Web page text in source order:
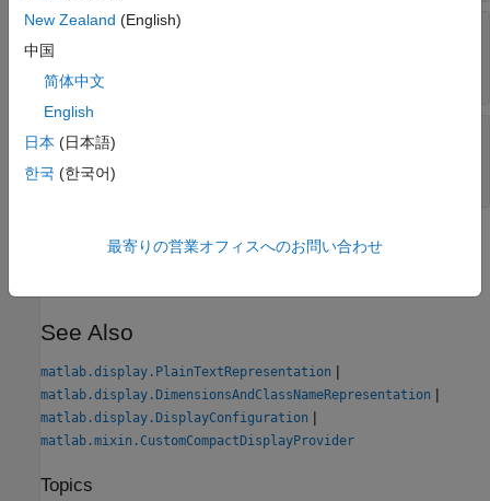
PaddedDisplayOutput
N-by-1 string array
CharacterWidth
padded display text
N-by-1 numeric array
Version History
See Also
matlab.display.PlainTextRepresentation |
matlab.display.DimensionsAndClassNameRepresentation |
matlab.display.DisplayConfiguration |
matlab.mixin.CustomCompactDisplayProvider
Topics
New Zealand (English)
中国
简体中文
English
日本 (日本語)
한국 (한국어)
最寄りの営業オフィスへのお問い合わせ